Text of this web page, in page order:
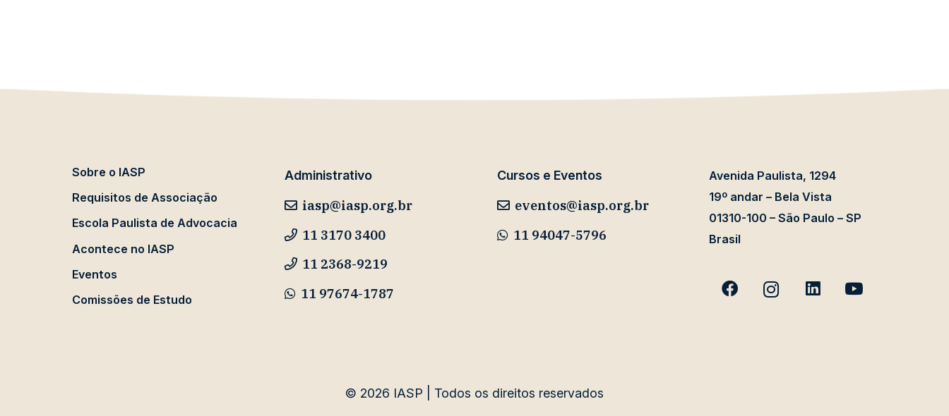
Sobre o IASP
Requisitos de Associação
Escola Paulista de Advocacia
Acontece no IASP
Eventos
Comissões de Estudo
Administrativo
iasp@iasp.org.br
11 3170 3400
11 2368-9219
11 97674-1787
Cursos e Eventos
eventos@iasp.org.br
11 94047-5796
Avenida Paulista, 1294
19º andar – Bela Vista
01310-100 – São Paulo – SP
Brasil
© 2026 IASP | Todos os direitos reservados